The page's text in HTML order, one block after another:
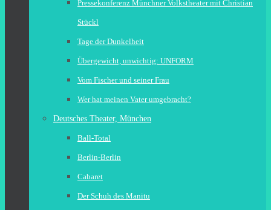
Pressekonferenz Münchner Volkstheater mit Christian
Stückl
Tage der Dunkelheit
Übergewicht, unwichtig: UNFORM
Vom Fischer und seiner Frau
Wer hat meinen Vater umgebracht?
Deutsches Theater, München
Ball-Total
Berlin-Berlin
Cabaret
Der Schuh des Manitu